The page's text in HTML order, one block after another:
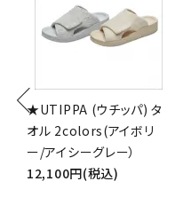
★UTIPPA (ウチッパ) タ
オル 2colors(アイボリ
ー/アイシーグレー）
12,100円(税込)